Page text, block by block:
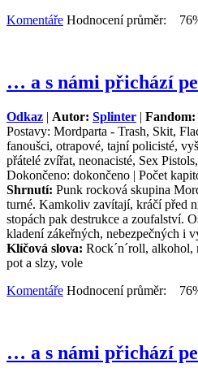
Komentáře Hodnocení průměr:
… a s námi přichází
Odkaz | Autor: Splinter |
Postavy: Mordparta - Trash, Skit,
fanoušci, otrapové, tajní policisté,
přátelé zvířat, neonacisté, Sex
Dokončeno: dokončeno | Počet
Shrnutí: Punk rocková skupina
turné. Kamkoliv zavítají, kráčí před
stopách pak destrukce a zoufalství.
kladení zákeřných, nebezpečných i
Klíčová slova: Rock´n´roll, alkohol,
pot a slzy, vole
Komentáře Hodnocení průměr:
… a s námi přichází